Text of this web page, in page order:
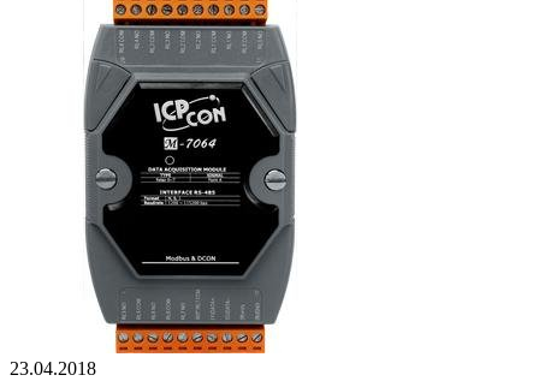
23.04.2018